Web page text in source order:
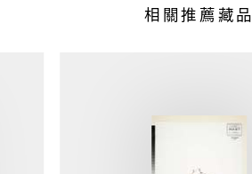
相關推薦藏品